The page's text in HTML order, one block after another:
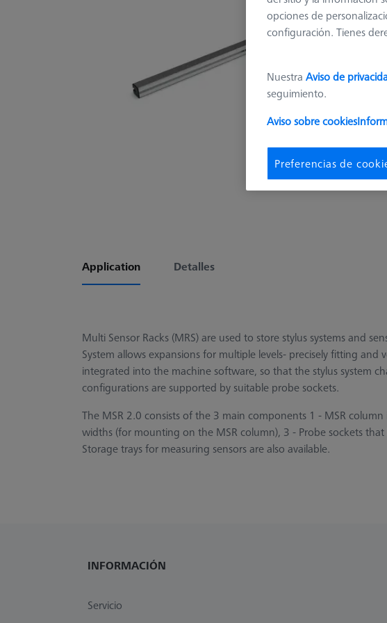
Application Detalles
Multi Sensor Racks (MRS) are used to store stylus systems and
System allows expansions for multiple levels- precisely fitting and
integrated into the machine software, so that the stylus system
configurations are supported by suitable probe sockets.
The MSR 2.0 consists of the 3 main components 1 - MSR
widths (for mounting on the MSR column), 3 - Probe sockets that
Storage trays for measuring sensors are also available.
INFORMACIÓN
Servicio
opciones de
configuración. Tienes
Nuestra Aviso de
seguimiento.
Aviso sobre cookies
Preferencias de